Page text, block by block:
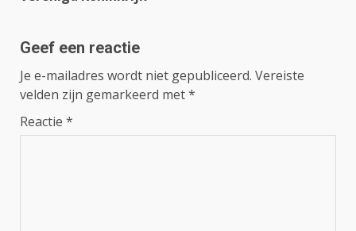
Geef een reactie
Je e-mailadres wordt niet gepubliceerd. Vereiste
velden zijn gemarkeerd met*
Reactie *